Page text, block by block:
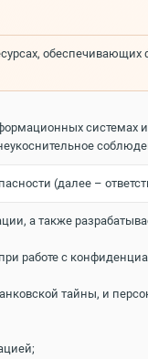
системах и
(далее –
а также
работе с
тайны, и